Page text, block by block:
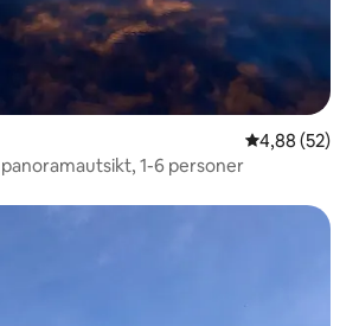
4,88 av 5 i
4,88 (52)
1-6 personer